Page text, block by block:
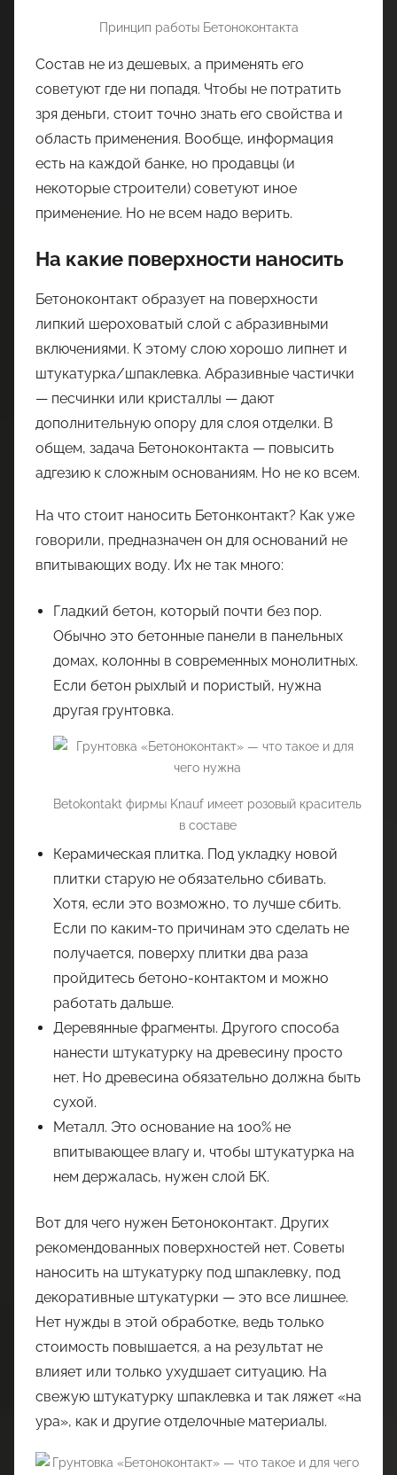
Принцип работы Бетоноконтакта
Состав не из дешевых, а применять его
советуют где ни попадя. Чтобы не потратить
зря деньги, стоит точно знать его свойства и
область применения. Вообще, информация
есть на каждой банке, но продавцы (и
некоторые строители) советуют иное
применение. Но не всем надо верить.
На какие поверхности наносить
Бетоноконтакт образует на поверхности
липкий шероховатый слой с абразивными
включениями. К этому слою хорошо липнет и
штукатурка/шпаклевка. Абразивные частички
— песчинки или кристаллы — дают
дополнительную опору для слоя отделки. В
общем, задача Бетоноконтакта — повысить
адгезию к сложным основаниям. Но не ко всем.
На что стоит наносить Бетонконтакт? Как уже
говорили, предназначен он для оснований не
впитывающих воду. Их не так много:
Гладкий бетон, который почти без пор.
Обычно это бетонные панели в панельных
домах, колонны в современных монолитных.
Если бетон рыхлый и пористый, нужна
другая грунтовка.
Betokontakt фирмы Knauf имеет розовый краситель
в составе
Керамическая плитка. Под укладку новой
плитки старую не обязательно сбивать.
Хотя, если это возможно, то лучше сбить.
Если по каким-то причинам это сделать не
получается, поверху плитки два раза
пройдитесь бетоно-контактом и можно
работать дальше.
Деревянные фрагменты. Другого способа
нанести штукатурку на древесину просто
нет. Но древесина обязательно должна быть
сухой.
Металл. Это основание на 100% не
впитывающее влагу и, чтобы штукатурка на
нем держалась, нужен слой БК.
Вот для чего нужен Бетоноконтакт. Других
рекомендованных поверхностей нет. Советы
наносить на штукатурку под шпаклевку, под
декоративные штукатурки — это все лишнее.
Нет нужды в этой обработке, ведь только
стоимость повышается, а на результат не
влияет или только ухудшает ситуацию. На
свежую штукатурку шпаклевка и так ляжет «на
ура», как и другие отделочные материалы.